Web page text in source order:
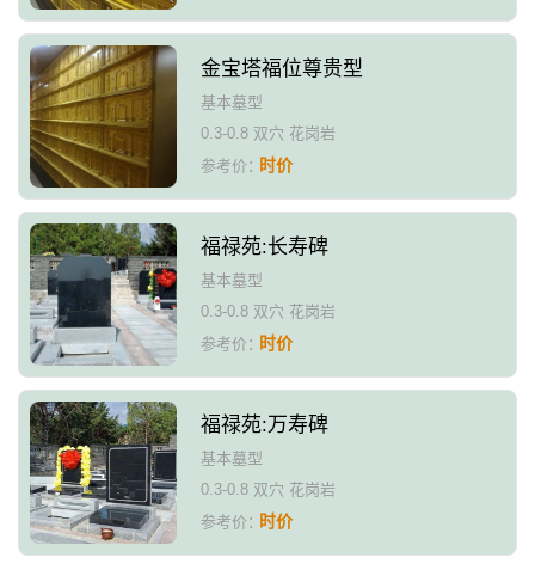
金宝塔福位尊贵型
基本墓型
0.3-0.8 双穴 花岗岩
参考价：时价
福禄苑:长寿碑
基本墓型
0.3-0.8 双穴 花岗岩
参考价：时价
福禄苑:万寿碑
基本墓型
0.3-0.8 双穴 花岗岩
参考价：时价